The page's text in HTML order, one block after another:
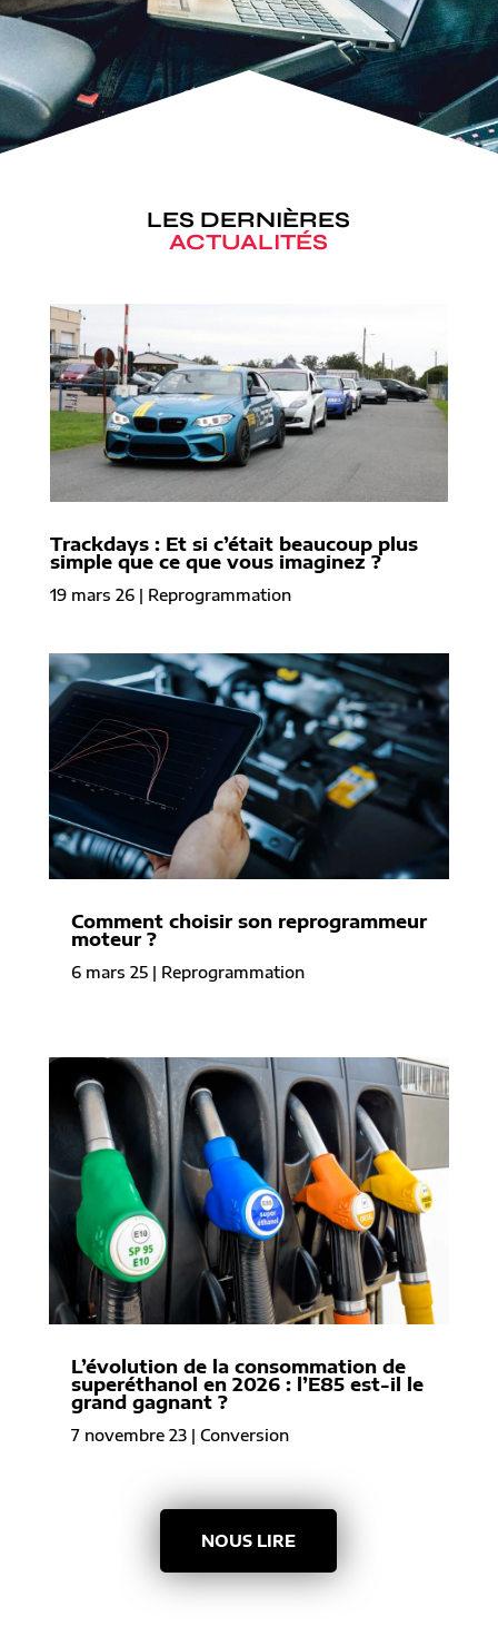
LES DERNIÈRES
ACTUALITÉS
Trackdays : Et si c’était beaucoup plus
simple que ce que vous imaginez ?
19 mars 26| Reprogrammation
Comment choisir son reprogrammeur
moteur ?
6 mars 25| Reprogrammation
L’évolution de la consommation de
superéthanol en 2026 : l’E85 est-il le
grand gagnant ?
7 novembre 23| Conversion
NOUS LIRE